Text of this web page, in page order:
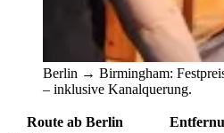
Berlin → Birmingham:
– inklusive Kanalquerung.
Route ab Berlin